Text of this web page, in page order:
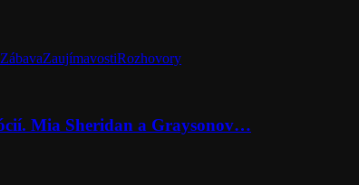
ZábavaZaujímavostiRozhovory
Mia Sheridan a Graysonov…